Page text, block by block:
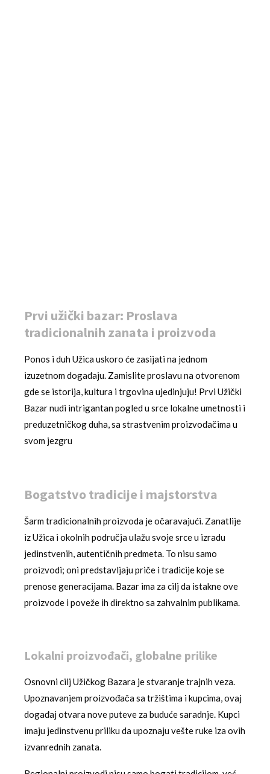
Prvi užički bazar: Proslava
tradicionalnih zanata i proizvoda
Ponos i duh Užica uskoro će zasijati na jednom
izuzetnom događaju. Zamislite proslavu na otvorenom
gde se istorija, kultura i trgovina ujedinjuju! Prvi Užički
Bazar nudi intrigantan pogled u srce lokalne umetnosti i
preduzetničkog duha, sa strastvenim proizvođačima u
svom jezgru
Bogatstvo tradicije i majstorstva
Šarm tradicionalnih proizvoda je očaravajući. Zanatlije
iz Užica i okolnih područja ulažu svoje srce u izradu
jedinstvenih, autentičnih predmeta. To nisu samo
proizvodi; oni predstavljaju priče i tradicije koje se
prenose generacijama. Bazar ima za cilj da istakne ove
proizvode i poveže ih direktno sa zahvalnim publikama.
Lokalni proizvođači, globalne prilike
Osnovni cilj Užičkog Bazara je stvaranje trajnih veza.
Upoznavanjem proizvođača sa tržištima i kupcima, ovaj
događaj otvara nove puteve za buduće saradnje. Kupci
imaju jedinstvenu priliku da upoznaju vešte ruke iza ovih
izvanrednih zanata.